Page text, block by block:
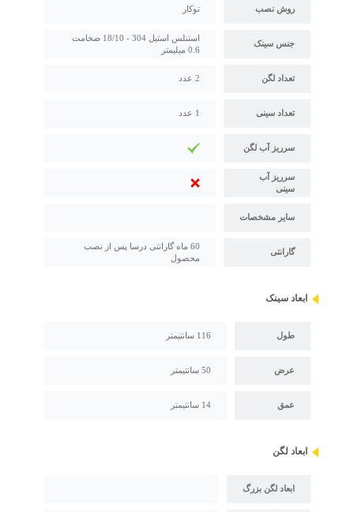
روش نصب توکار
جنس سینک
استنلس استیل 304 - 18/10 ضخامت
0.6 میلیمتر
تعداد لگن 2 عدد
تعداد سینی 1 عدد
سرریز آب لگن
سرریز آب
سینی
سایر مشخصات
گارانتی
60 ماه گارانتی درسا پس از نصب
محصول
ابعاد سینک
طول 116 سانتیمتر
عرض 50 سانتیمتر
عمق 14 سانتیمتر
ابعاد لگن
ابعاد لگن بزرگ